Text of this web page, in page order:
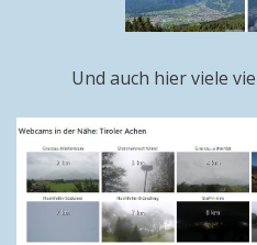
Und auch hier viele